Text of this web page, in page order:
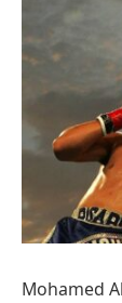
Mohamed